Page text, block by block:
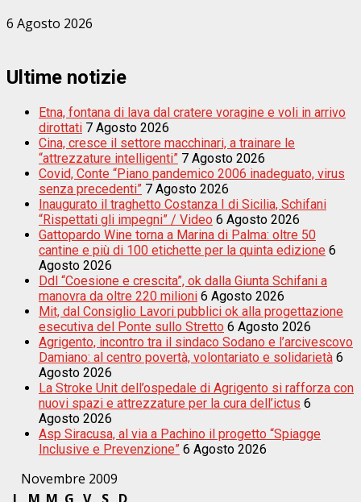
6 Agosto 2026
Ultime notizie
Etna, fontana di lava dal cratere voragine e voli in arrivo
dirottati 7 Agosto 2026
Cina, cresce il settore macchinari, a trainare le
“attrezzature intelligenti” 7 Agosto 2026
Covid, Conte “Piano pandemico 2006 inadeguato, virus
senza precedenti” 7 Agosto 2026
Inaugurato il traghetto Costanza I di Sicilia, Schifani
“Rispettati gli impegni” / Video 6 Agosto 2026
Gattopardo Wine torna a Marina di Palma: oltre 50
cantine e più di 100 etichette per la quinta edizione 6
Agosto 2026
Ddl “Coesione e crescita”, ok dalla Giunta Schifani a
manovra da oltre 220 milioni 6 Agosto 2026
Mit, dal Consiglio Lavori pubblici ok alla progettazione
esecutiva del Ponte sullo Stretto 6 Agosto 2026
Agrigento, incontro tra il sindaco Sodano e l’arcivescovo
Damiano: al centro povertà, volontariato e solidarietà 6
Agosto 2026
La Stroke Unit dell’ospedale di Agrigento si rafforza con
nuovi spazi e attrezzature per la cura dell’ictus 6
Agosto 2026
Asp Siracusa, al via a Pachino il progetto “Spiagge
Inclusive e Prevenzione” 6 Agosto 2026
Novembre 2009